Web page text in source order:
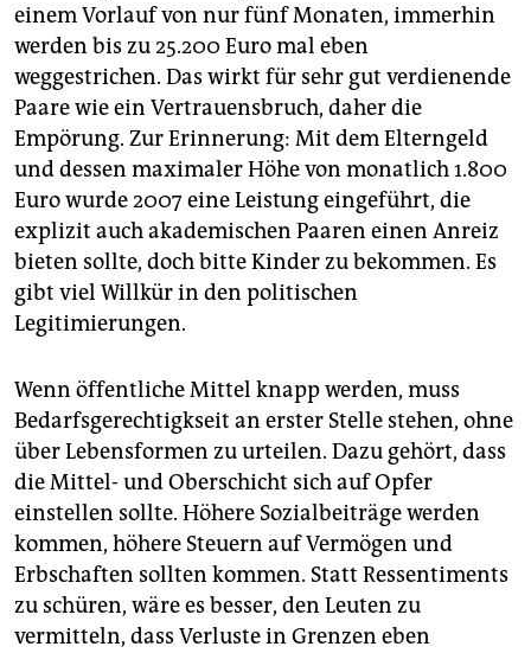
einem Vorlauf von nur fünf Monaten, immerhin
werden bis zu 25.200 Euro mal eben
weggestrichen. Das wirkt für sehr gut verdienende
Paare wie ein Vertrauensbruch, daher die
Empörung. Zur Erinnerung: Mit dem Elterngeld
und dessen maximaler Höhe von monatlich 1.800
Euro wurde 2007 eine Leistung eingeführt, die
explizit auch akademischen Paaren einen Anreiz
bieten sollte, doch bitte Kinder zu bekommen. Es
gibt viel Willkür in den politischen
Legitimierungen.
Wenn öffentliche Mittel knapp werden, muss
Bedarfsgerechtigkseit an erster Stelle stehen, ohne
über Lebensformen zu urteilen. Dazu gehört, dass
die Mittel- und Oberschicht sich auf Opfer
einstellen sollte. Höhere Sozialbeiträge werden
kommen, höhere Steuern auf Vermögen und
Erbschaften sollten kommen. Statt Ressentiments
zu schüren, wäre es besser, den Leuten zu
vermitteln, dass Verluste in Grenzen eben